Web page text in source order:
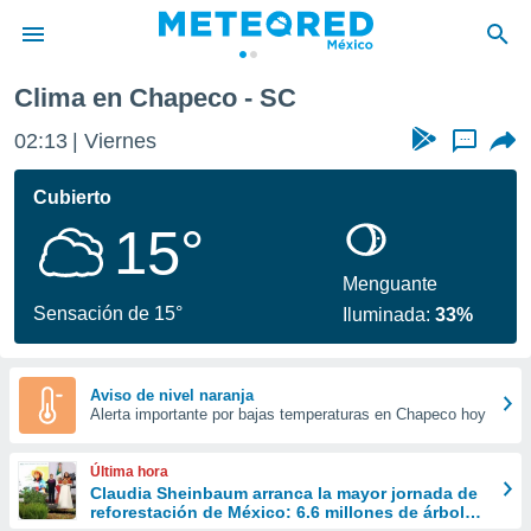
de
ha sido
que se
calidad.
a este
las
y
forma
digital
basada
Clima en Chapeco - SC
02:13 Viernes ...
Cubierto
15°
Sensación de 15°
Menguante
Iluminada:33%
Aviso de nivel naranja
Alerta importante por bajas temperaturas en Chapeco hoy
Última hora
Claudia Sheinbaum arranca la mayor jornada de
reforestación de México: 6.6 millones de árboles